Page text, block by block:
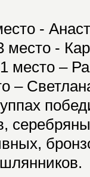
-
место -
–
–